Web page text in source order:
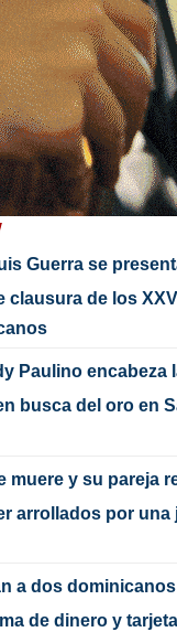
Guerra se
clausura de los
Paulino encabeza
busca del oro en
muere y su pareja
arrollados por una
a dos
de dinero y